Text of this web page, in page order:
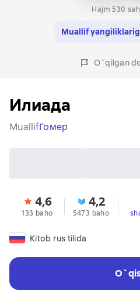
Hajm 530
Muallif
O`qilgan
Илиада
MuallifГомер
4,6
133 baho
4,2
5473 baho
Kitob rus tilida